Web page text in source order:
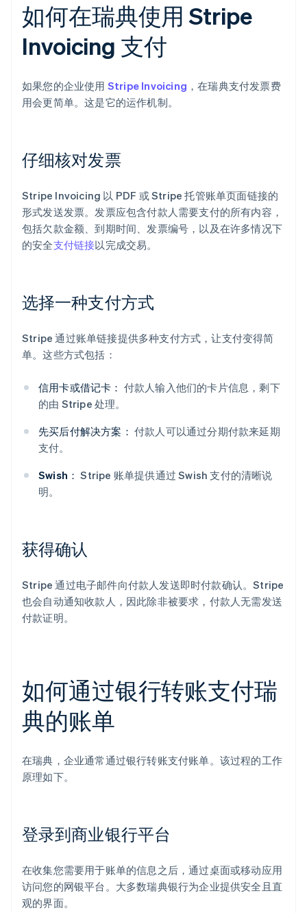
如何在瑞典使用 Stripe
Invoicing 支付
如果您的企业使用 Stripe Invoicing ，在瑞典支付发票费
用会更简单。这是它的运作机制。
仔细核对发票
Stripe Invoicing 以 PDF 或 Stripe 托管账单页面链接的
形式发送发票。发票应包含付款人需要支付的所有内容，
包括欠款金额、到期时间、发票编号，以及在许多情况下
的安全支付链接以完成交易。
选择一种支付方式
Stripe 通过账单链接提供多种支付方式，让支付变得简
单。这些方式包括：
信用卡或借记卡： 付款人输入他们的卡片信息，剩下
的由 Stripe 处理。
先买后付解决方案： 付款人可以通过分期付款来延期
支付。
Swish： Stripe 账单提供通过 Swish 支付的清晰说
明。
获得确认
Stripe 通过电子邮件向付款人发送即时付款确认。Stripe
也会自动通知收款人，因此除非被要求，付款人无需发送
付款证明。
如何通过银行转账支付瑞
典的账单
在瑞典，企业通常通过银行转账支付账单。该过程的工作
原理如下。
登录到商业银行平台
在收集您需要用于账单的信息之后，通过桌面或移动应用
访问您的网银平台。大多数瑞典银行为企业提供安全且直
观的界面。